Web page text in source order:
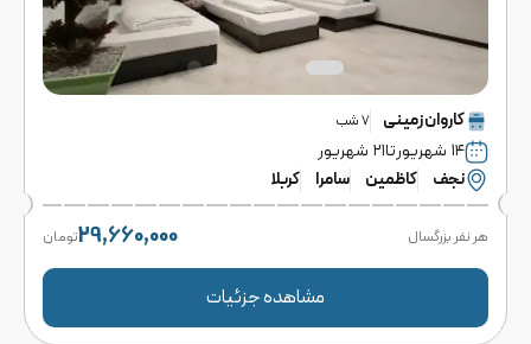
کاروانزمینی 7شب
۱۴ شهریور تا۲۱ شهریور
نجف
کاظمین سامرا کربلا
هر نفر بزرگسال 29,660,000تومان
مشاهده جزئیات